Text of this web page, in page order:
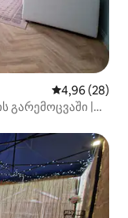
საშუალო
4,96 (28)
გარემოცვაში |